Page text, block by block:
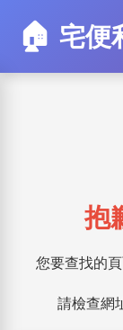
🏠 宅便
抱
您要查找的
請檢查網